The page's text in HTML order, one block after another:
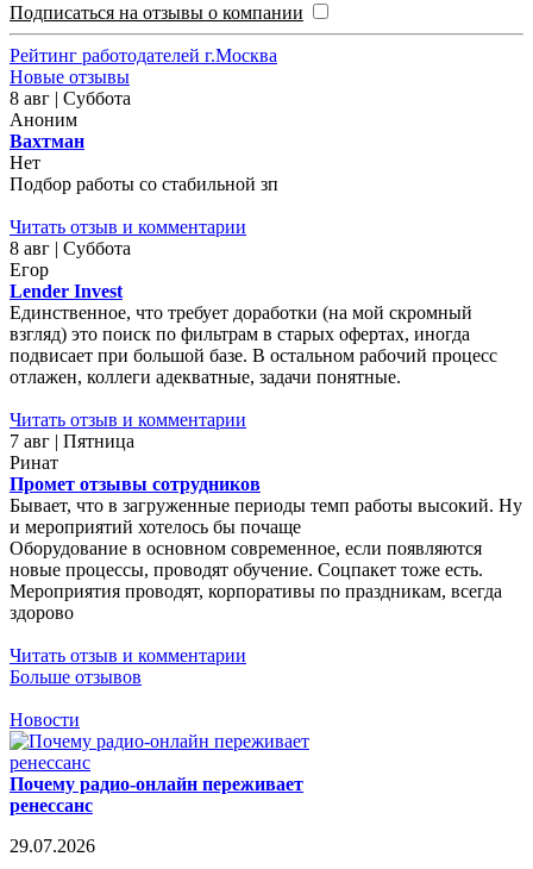
Подписаться на отзывы о компании
Рейтинг работодателей г.Москва
Новые отзывы
8 авг | Суббота
Аноним
Вахтман
Нет
Подбор работы со стабильной зп
Читать отзыв и комментарии
8 авг | Суббота
Егор
Lender Invest
Единственное, что требует доработки (на мой скромный
взгляд) это поиск по фильтрам в старых офертах, иногда
подвисает при большой базе. В остальном рабочий процесс
отлажен, коллеги адекватные, задачи понятные.
Читать отзыв и комментарии
7 авг | Пятница
Ринат
Промет отзывы сотрудников
Бывает, что в загруженные периоды темп работы высокий. Ну
и мероприятий хотелось бы почаще
Оборудование в основном современное, если появляются
новые процессы, проводят обучение. Соцпакет тоже есть.
Мероприятия проводят, корпоративы по праздникам, всегда
здорово
Читать отзыв и комментарии
Больше отзывов
Новости
Почему радио-онлайн переживает
ренессанс
29.07.2026